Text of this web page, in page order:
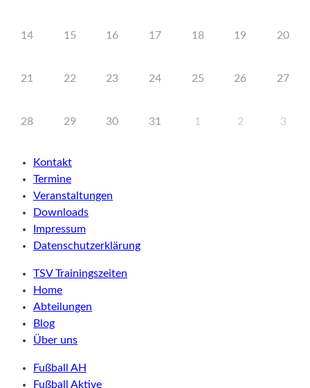
14 15 16 17 18 19 20
21 22 23 24 25 26 27
28 29 30 31 1 2 3
Kontakt
Termine
Veranstaltungen
Downloads
Impressum
Datenschutzerklärung
TSV Trainingszeiten
Home
Abteilungen
Blog
Über uns
Fußball AH
Fußball Aktive